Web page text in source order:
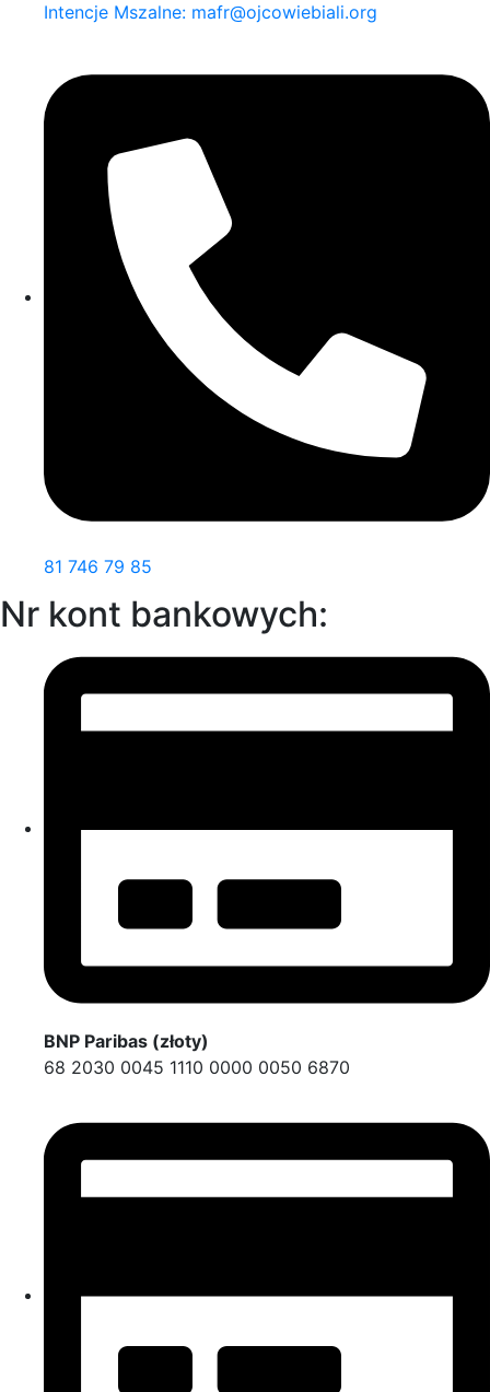
Intencje Mszalne: mafr@ojcowiebiali.org
81 746 79 85
Nr kont bankowych:
BNP Paribas (złoty)
68 2030 0045 1110 0000 0050 6870